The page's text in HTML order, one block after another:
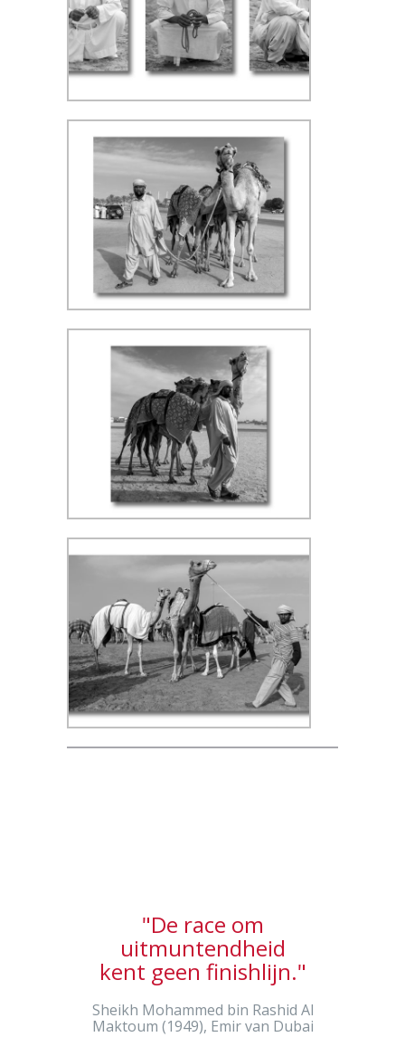
"De race om
uitmuntendheid
kent geen finishlijn."
Sheikh Mohammed bin Rashid Al
Maktoum (1949), Emir van Dubai